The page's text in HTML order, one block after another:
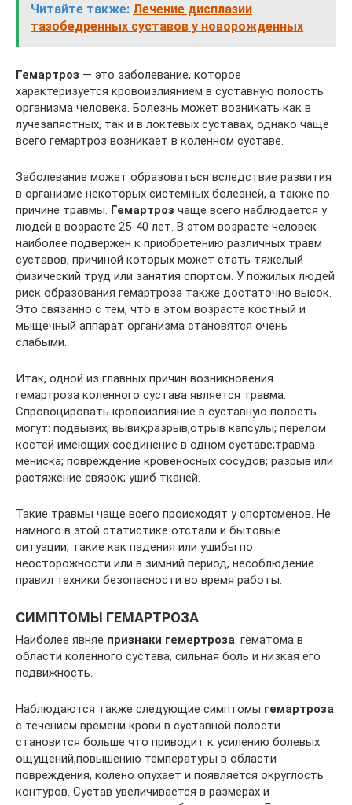
Читайте также: Лечение дисплазии
тазобедренных суставов у новорожденных
Гемартроз — это заболевание, которое
характеризуется кровоизлиянием в суставную полость
организма человека. Болезнь может возникать как в
лучезапястных, так и в локтевых суставах, однако чаще
всего гемартроз возникает в коленном суставе.
Заболевание может образоваться вследствие развития
в организме некоторых системных болезней, а также по
причине травмы. Гемартроз чаще всего наблюдается у
людей в возрасте 25-40 лет. В этом возрасте человек
наиболее подвержен к приобретению различных травм
суставов, причиной которых может стать тяжелый
физический труд или занятия спортом. У пожилых людей
риск образования гемартроза также достаточно высок.
Это связанно с тем, что в этом возрасте костный и
мыщечный аппарат организма становятся очень
слабыми.
Итак, одной из главных причин возникновения
гемартроза коленного сустава является травма.
Спровоцировать кровоизлияние в суставную полость
могут: подвывих, вывих;разрыв,отрыв капсулы; перелом
костей имеющих соединение в одном суставе;травма
мениска; повреждение кровеносных сосудов; разрыв или
растяжение связок; ушиб тканей.
Такие травмы чаще всего происходят у спортсменов. Не
намного в этой статистике отстали и бытовые
ситуации, такие как падения или ушибы по
неосторожности или в зимний период, несоблюдение
правил техники безопасности во время работы.
СИМПТОМЫ ГЕМАРТРОЗА
Наиболее явняе признаки гемертроза: гематома в
области коленного сустава, сильная боль и низкая его
подвижность.
Наблюдаются также следующие симптомы гемартроза:
с течением времени крови в суставной полости
становится больше что приводит к усилению болевых
ощущений,повышению температуры в области
повреждения, колено опухает и появляется округлость
контуров. Сустав увеличивается в размерах и